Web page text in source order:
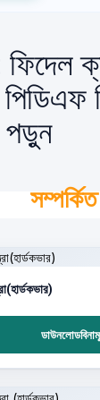
পড়ুন